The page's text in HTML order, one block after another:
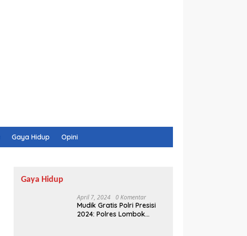
Gaya Hidup Opini
Gaya Hidup
April 7, 2024 0 Komentar
Mudik Gratis Polri Presisi
2024: Polres Lombok